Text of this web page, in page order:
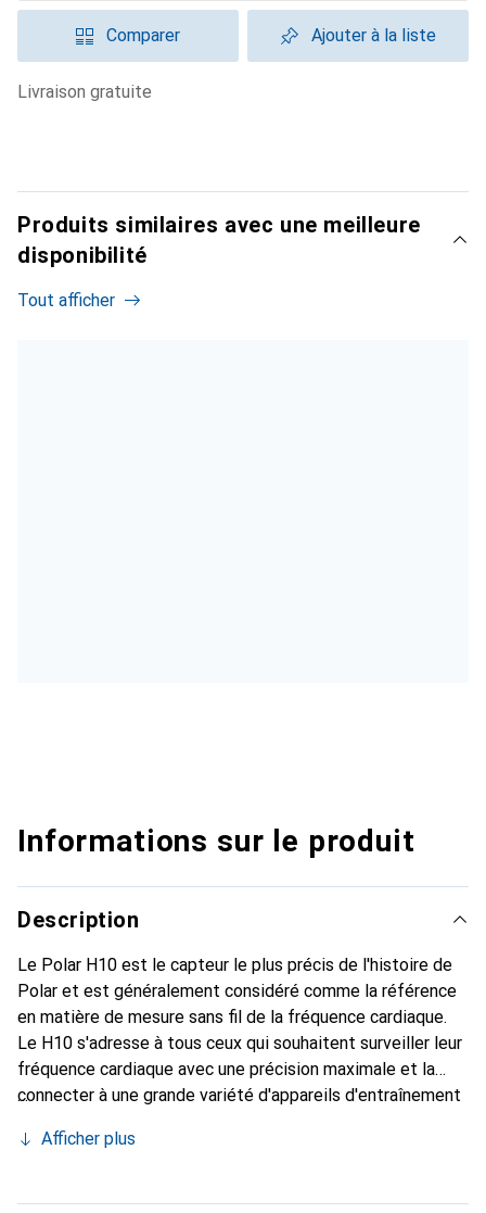
Comparer Ajouter à la liste
livraison gratuite
Produits similaires avec une meilleure
disponibilité
Tout afficher
Informations sur le produit
Description
Le Polar H10 est le capteur le plus précis de l'histoire de
Polar et est généralement considéré comme la référence
en matière de mesure sans fil de la fréquence cardiaque.
Le H10 s'adresse à tous ceux qui souhaitent surveiller leur
fréquence cardiaque avec une précision maximale et la
connecter à une grande variété d'appareils d'entraînement
les sports, y compris ceux où le smartphone et la montre
cardiaque Polar H10 dispose d'une mémoire intégrée pour
Afficher plus